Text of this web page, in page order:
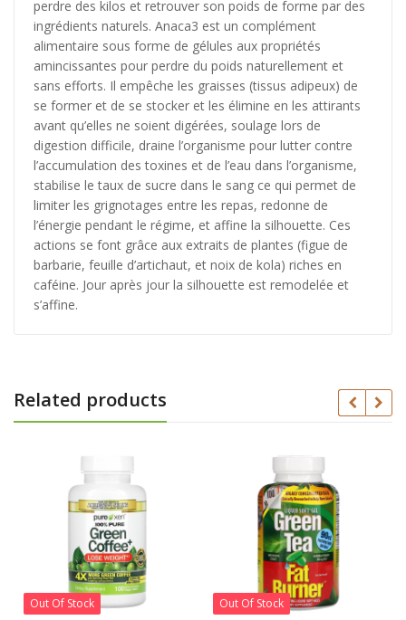
perdre des kilos et retrouver son poids de forme par des
ingrédients naturels. Anaca3 est un complément
alimentaire sous forme de gélules aux propriétés
amincissantes pour perdre du poids naturellement et
sans efforts. Il empêche les graisses (tissus adipeux) de
se former et de se stocker et les élimine en les attirants
avant qu’elles ne soient digérées, soulage lors de
digestion difficile, draine l’organisme pour lutter contre
l’accumulation des toxines et de l’eau dans l’organisme,
stabilise le taux de sucre dans le sang ce qui permet de
limiter les grignotages entre les repas, redonne de
l’énergie pendant le régime, et affine la silhouette. Ces
actions se font grâce aux extraits de plantes (figue de
barbarie, feuille d’artichaut, et noix de kola) riches en
caféine. Jour après jour la silhouette est remodelée et
s’affine.
Related products
Out Of Stock Out Of Stock